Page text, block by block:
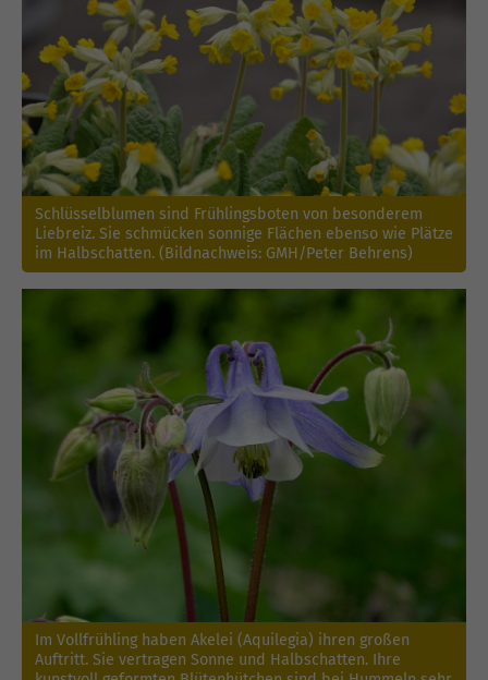
Schlüsselblumen sind Frühlingsboten von besonderem
Liebreiz. Sie schmücken sonnige Flächen ebenso wie Plätze
im Halbschatten. (Bildnachweis: GMH/Peter Behrens)
Im Vollfrühling haben Akelei (Aquilegia) ihren großen
Auftritt. Sie vertragen Sonne und Halbschatten. Ihre